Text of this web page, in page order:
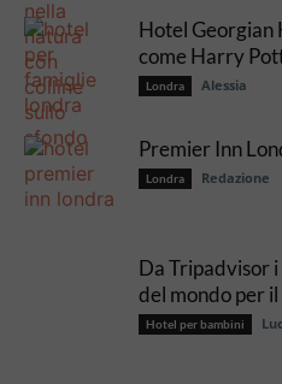
Hotel Georgian
come Harry
Londra Alessia
Premier Inn
Londra Redazione
Da Tripadvisor
del mondo per
Hotel per bambini